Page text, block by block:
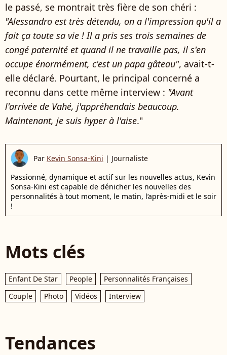
le passé, se montrait très fière de son chéri :
"Alessandro est très détendu, on a l'impression qu'il a
fait ça toute sa vie ! Il a pris ses trois semaines de
congé paternité et quand il ne travaille pas, il s'en
occupe énormément, c'est un papa gâteau", avait-t-
elle déclaré. Pourtant, le principal concerné a
reconnu dans cette même interview : "Avant
l'arrivée de Vahé, j'appréhendais beaucoup.
Maintenant, je suis hyper à l'aise."
Par Kevin Sonsa-Kini | Journaliste
Passionné, dynamique et actif sur les nouvelles actus, Kevin
Sonsa-Kini est capable de dénicher les nouvelles des
personnalités à tout moment, le matin, l’après-midi et le soir
!
Mots clés
Enfant De Star People
Personnalités Françaises
Couple
Photo Vidéos Interview
Tendances